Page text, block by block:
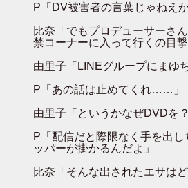
P「DV被害者の言葉じゃねえか
比奈「でもプロデューサーさ
禁コーナーに入って行くの目撃
由里子「LINEグループにまゆ
P「あの話は止めてくれ……」
由里子「というかなぜDVDを
P「配信だと際限なく手を出
ッパーが掛かるんだよ」
比奈「そんな出されたエサは